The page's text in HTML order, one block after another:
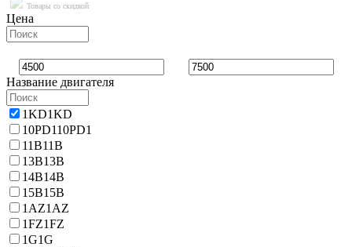
Товары со скидкой
Цена
Название двигателя
1KD1KD
10PD110PD1
11B11B
13B13B
14B14B
15B15B
1AZ1AZ
1FZ1FZ
1G1G